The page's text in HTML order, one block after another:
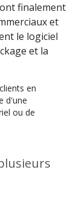
finalement
et
le logiciel
et la
en
d'une
ou de